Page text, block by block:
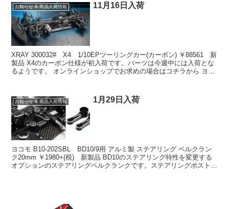
お知らせ & 商品入荷情報 11月16日入荷
XRAY 300032# X4 1/10EPツーリングカー(カーボン) ￥88561 新
製品 X4のカーボン仕様が初入荷です。パーツは今週中には入荷とな
るようです。 オンラインショップでお求めの場合はコチラから ヨコ
お知らせ & 商品入荷情報 1月29日入荷
ヨコモ B10-202SBL BD10/9用 アルミ製 ステアリング ベルクラン
ク20mm ￥1980+(税) 新製品 BD10のステアリング特性を変更する
オプションのステアリングベルクランクです。ステアリングポストの